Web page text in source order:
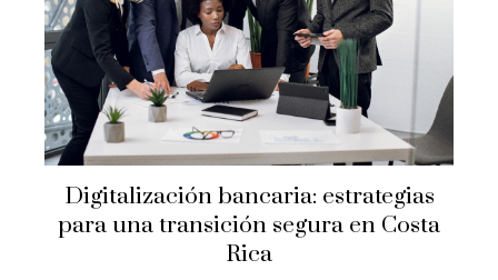
Digitalización bancaria: estrategias
para una transición segura en Costa
Rica